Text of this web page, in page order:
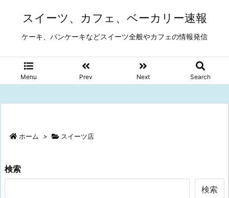
スイーツ、カフェ、ベーカリー速報
ケーキ、パンケーキなどスイーツ全般やカフェの情報発信
Menu Prev Next Search
ホーム > スイーツ店
検索
検索